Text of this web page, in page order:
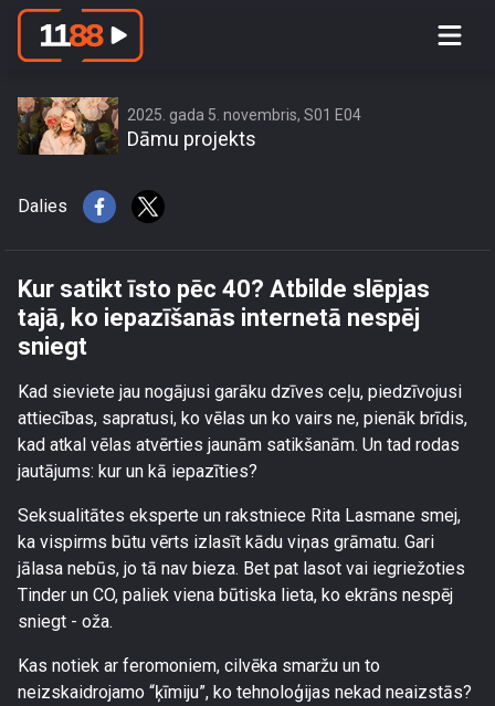
Kur satikt īsto pēc 40? Atbilde slēpjas
2025. gada 5. novembris, S01 E04
Dāmu projekts
Dalies
Kur satikt īsto pēc 40? Atbilde slēpjas
tajā, ko iepazīšanās internetā nespēj
sniegt
Kad sieviete jau nogājusi garāku dzīves ceļu, piedzīvojusi
attiecības, sapratusi, ko vēlas un ko vairs ne, pienāk brīdis,
kad atkal vēlas atvērties jaunām satikšanām. Un tad rodas
jautājums: kur un kā iepazīties?
Seksualitātes eksperte un rakstniece Rita Lasmane smej,
ka vispirms būtu vērts izlasīt kādu viņas grāmatu. Gari
jālasa nebūs, jo tā nav bieza. Bet pat lasot vai iegriežoties
Tinder un CO, paliek viena būtiska lieta, ko ekrāns nespēj
sniegt - oža.
Kas notiek ar feromoniem, cilvēka smaržu un to
neizskaidrojamo “ķīmiju”, ko tehnoloģijas nekad neaizstās?